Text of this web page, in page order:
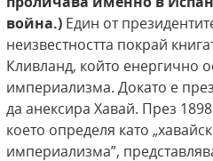
война.) Един от
неизвестността покрай
Кливланд, който енергично
империализма. Докато е
да анексира Хавай. През
което определя като
империализма”,